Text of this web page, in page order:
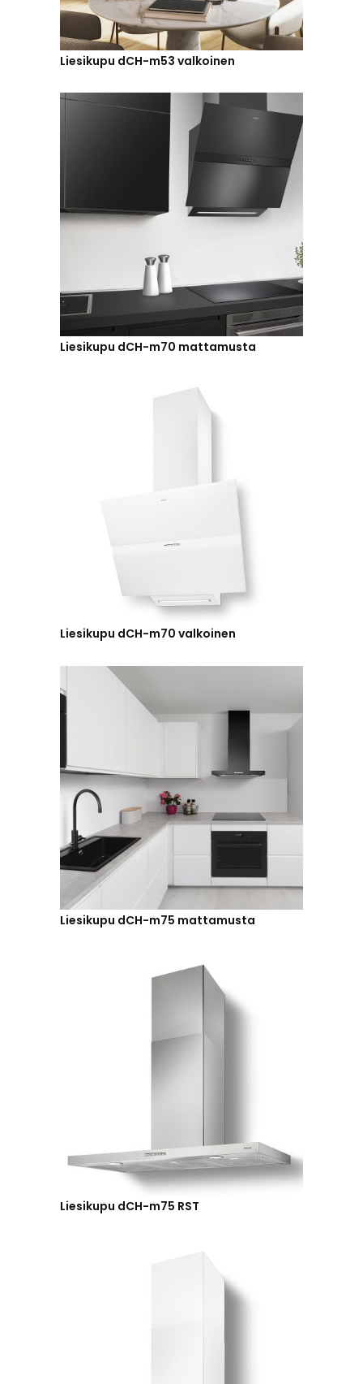
Liesikupu dCH-m53 valkoinen
Liesikupu dCH-m70 mattamusta
Liesikupu dCH-m70 valkoinen
Liesikupu dCH-m75 mattamusta
Liesikupu dCH-m75 RST